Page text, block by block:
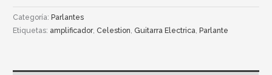
Categoría:Parlantes
Etiquetas: amplificador, Celestion, Guitarra Electrica,Parlante